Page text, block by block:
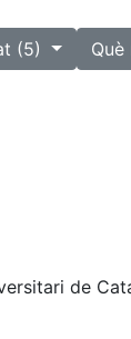
(5)
Què
de